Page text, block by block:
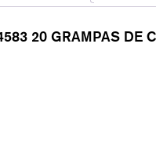
20 GRAMPAS DE